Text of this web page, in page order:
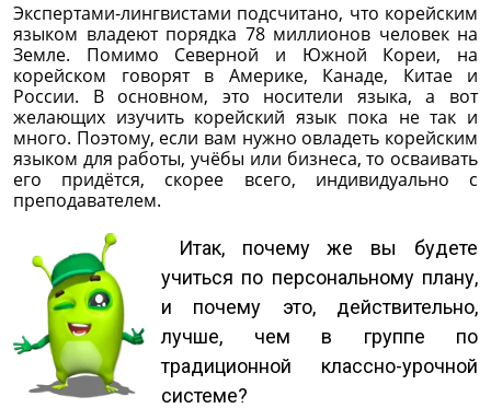
Экспертами-лингвистами подсчитано, что корейским
языком владеют порядка 78 миллионов человек на
Земле. Помимо Северной и Южной Кореи, на
корейском говорят в Америке, Канаде, Китае и
России. В основном, это носители языка, а вот
желающих изучить корейский язык пока не так и
много. Поэтому, если вам нужно овладеть корейским
языком для работы, учёбы или бизнеса, то осваивать
его придётся, скорее всего, индивидуально с
преподавателем.
Итак, почему же вы будете
учиться по персональному плану,
и почему это, действительно,
лучше, чем в группе по
традиционной классно-урочной
системе?